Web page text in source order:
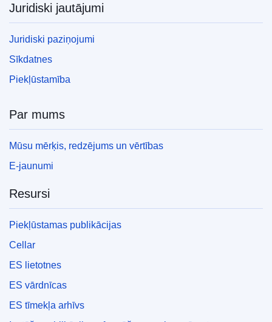
Juridiski jautājumi
Juridiski paziņojumi
Sīkdatnes
Piekļūstamība
Par mums
Mūsu mērķis, redzējums un vērtības
E-jaunumi
Resursi
Piekļūstamas publikācijas
Cellar
ES lietotnes
ES vārdnīcas
ES tīmekļa arhīvs